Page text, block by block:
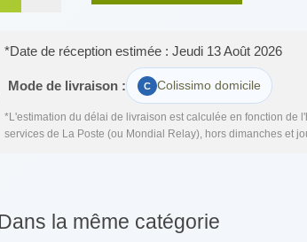
*Date de réception estimée : Jeudi 13 Août 2026
Mode de livraison : Colissimo domicile
*L'estimation du délai de livraison est calculée en fonction de
services de La Poste (ou Mondial Relay), hors dimanches et
Dans la même catégorie